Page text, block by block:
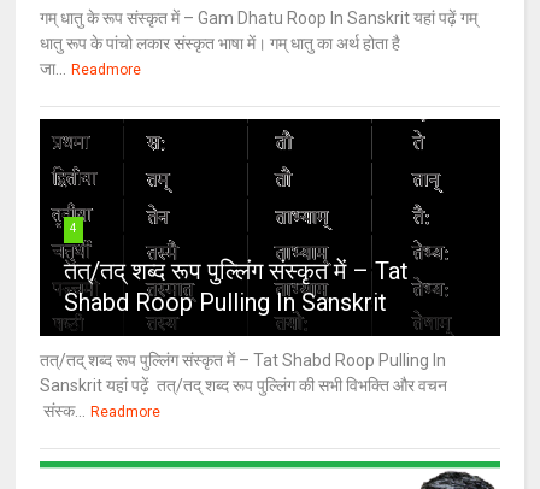
गम् धातु के रूप संस्कृत में – Gam Dhatu Roop In Sanskrit यहां पढ़ें गम्
धातु रूप के पांचो लकार संस्कृत भाषा में। गम् धातु का अर्थ होता है
जा... Readmore
4
तत्/तद् शब्द रूप पुल्लिंग संस्कृत में – Tat
Shabd Roop Pulling In Sanskrit
तत्/तद् शब्द रूप पुल्लिंग संस्कृत में – Tat Shabd Roop Pulling In
Sanskrit यहां पढ़ें तत्/तद् शब्द रूप पुल्लिंग की सभी विभक्ति और वचन
संस्क... Readmore